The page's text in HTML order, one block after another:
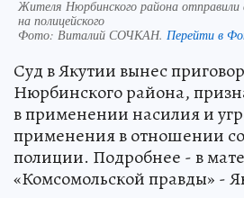
Жителя Нюрбинского района отправили
на полицейского
Фото: Виталий СОЧКАН. Перейти в
Суд в Якутии вынес
Нюрбинского района,
в применении насилия и
применения в отношении
полиции. Подробнее - в
«Комсомольской правды» -